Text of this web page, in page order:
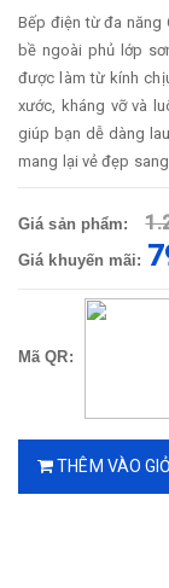
Bếp điện từ đa năng
bề ngoài phủ lớp
được làm từ kính
xước, kháng vỡ và
giúp bạn dễ dàng
mang lại vẻ đẹp
Giá sản phẩm:
Giá khuyến mãi:
Mã QR:
THÊM VÀO